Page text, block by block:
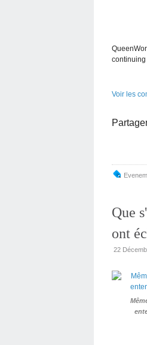
continuing
Voir les
Que
ont
22